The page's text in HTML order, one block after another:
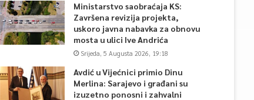
Ministarstvo saobraćaja KS:
Završena revizija projekta,
uskoro javna nabavka za obnovu
mosta u ulici Ive Andrića
Srijeda, 5 Augusta 2026, 19:18
Avdić u Vijećnici primio Dinu
Merlina: Sarajevo i građani su
izuzetno ponosni i zahvalni